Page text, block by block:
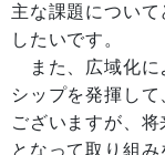
主な課題につい
したいです。
また、広域化に
シップを発揮し
ございますが、
となって取り組